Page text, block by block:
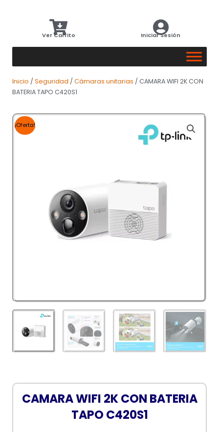
Ver Carrito Iniciar Sesión
Inicio / Seguridad / Cámaras unitarias / CAMARA WIFI 2K CON
BATERIA TAPO C420S1
¡Oferta!
CAMARA WIFI 2K CON BATERIA
TAPO C420S1